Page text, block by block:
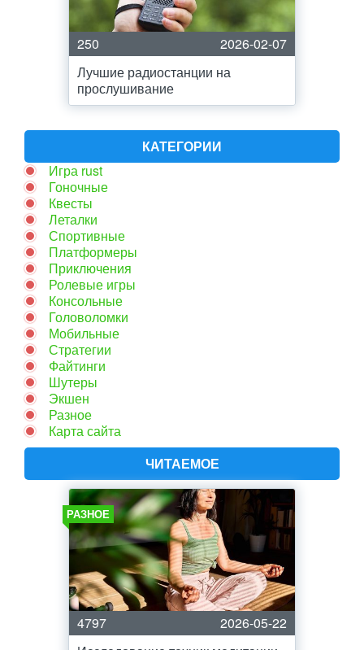
250
2026-02-07
Лучшие радиостанции на
прослушивание
КАТЕГОРИИ
Игра rust
Гоночные
Квесты
Леталки
Спортивные
Платформеры
Приключения
Ролевые игры
Консольные
Головоломки
Мобильные
Стратегии
Файтинги
Шутеры
Экшен
Разное
Карта сайта
ЧИТАЕМОЕ
РАЗНОЕ
4797
2026-05-22